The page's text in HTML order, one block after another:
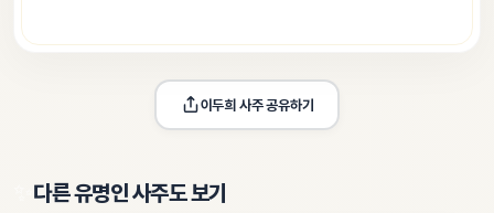
이두희 사주 공유하기
다른 유명인 사주도 보기